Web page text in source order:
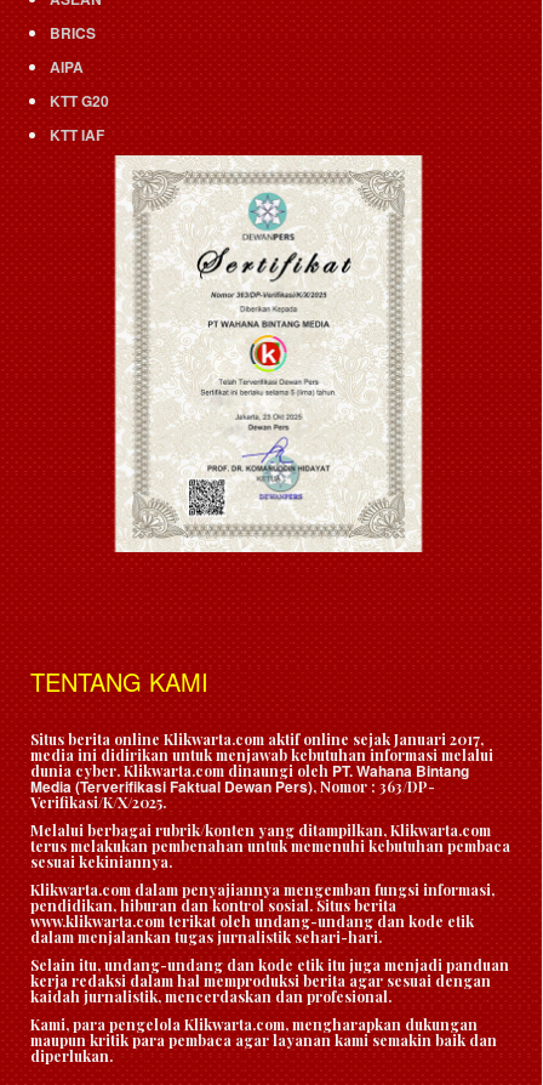
BRICS
AIPA
KTT G20
KTT IAF
TENTANG KAMI
Situs berita online Klikwarta.com aktif online sejak Januari 2017,
media ini didirikan untuk menjawab kebutuhan informasi melalui
dunia cyber. Klikwarta.com dinaungi oleh PT. Wahana Bintang
Media (Terverifikasi Faktual Dewan Pers), Nomor : 363/DP-
Verifikasi/K/X/2025.
Melalui berbagai rubrik/konten yang ditampilkan, Klikwarta.com
terus melakukan pembenahan untuk memenuhi kebutuhan pembaca
sesuai kekiniannya.
Klikwarta.com dalam penyajiannya mengemban fungsi informasi,
pendidikan, hiburan dan kontrol sosial. Situs berita
www.klikwarta.com terikat oleh undang-undang dan kode etik
dalam menjalankan tugas jurnalistik sehari-hari.
Selain itu, undang-undang dan kode etik itu juga menjadi panduan
kerja redaksi dalam hal memproduksi berita agar sesuai dengan
kaidah jurnalistik, mencerdaskan dan profesional.
Kami, para pengelola Klikwarta.com, mengharapkan dukungan
maupun kritik para pembaca agar layanan kami semakin baik dan
diperlukan.